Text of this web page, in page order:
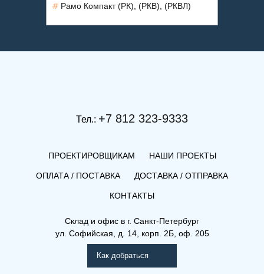
Рамо Компакт (РК), (РКВ), (РКВЛ)
Тел.: +7 812 323-9333
ПРОЕКТИРОВЩИКАМ НАШИ ПРОЕКТЫ
ОПЛАТА / ПОСТАВКА ДОСТАВКА / ОТПРАВКА
КОНТАКТЫ
Склад и офис в г. Санкт-Петербург
ул. Софийская, д. 14, корп. 2Б, оф. 205
Как добраться